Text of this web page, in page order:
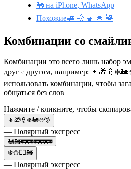
🚂 на iPhone, WhatsApp
Похожие🚅 💨 💺 🍚 🚒
Комбинации со
Комбинации это всего лишь набор
друг с другом, например:
использовать комбинации, чтобы
общаться без слов.
Нажмите / кликните, чтобы
👦🎁👮❄️🚂⛄🎅
— Полярный экспресс
🚂🚂🚃🚃🚃🚃🚃
❄️⛄👮‍♂️🚂
— Полярный экспресс